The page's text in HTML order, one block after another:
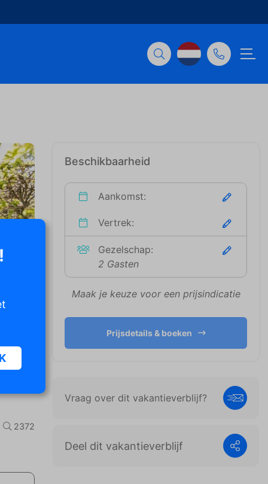
2372
Beschikbaarheid
Aankomst:
Vertrek:
Gezelschap:
2 Gasten
Maak je keuze voor een prijsindicatie
Prijsdetails & boeken
Vraag over dit vakantieverblijf?
Deel dit vakantieverblijf
van